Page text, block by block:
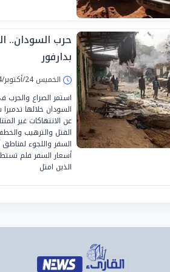
حرب السودان..
بدارفور
الخميس 24/أكتوبر/2024 - 06:40 م
استمر الصراع
السودان خلالها
عن الانتهاكات غير
القتل والترهيب
السفر واللجوء
أسعار السفر فلم
الذين امتل